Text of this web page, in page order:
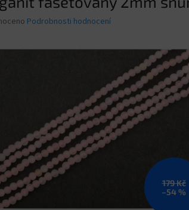
Podrobnosti hodnocení
179 Kč
–54 %